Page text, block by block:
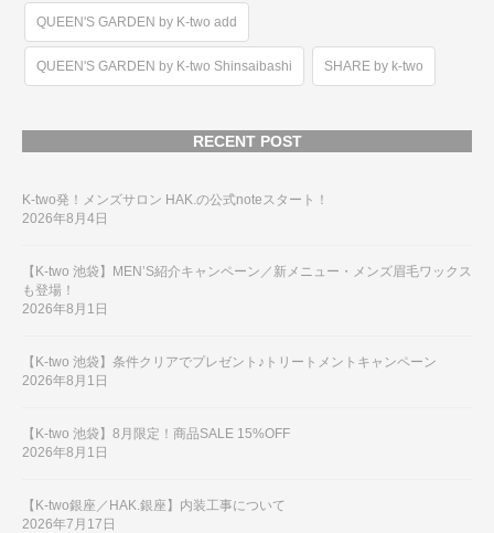
QUEEN'S GARDEN by K-two add
QUEEN'S GARDEN by K-two Shinsaibashi SHARE by k-two
RECENT POST
K-two発！メンズサロン HAK.の公式noteスタート！
2026年8月4日
【K-two 池袋】MEN’S紹介キャンペーン／新メニュー・メンズ眉毛ワックス
も登場！
2026年8月1日
【K-two 池袋】条件クリアでプレゼント♪トリートメントキャンペーン
2026年8月1日
【K-two 池袋】8月限定！商品SALE 15%OFF
2026年8月1日
【K-two銀座／HAK.銀座】内装工事について
2026年7月17日